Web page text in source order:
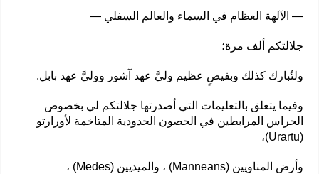
— الآلهة العظام في السماء والعالم السفلي —
جلالتكم ألف مرة؛
ولتُبارك كذلك وبفيضٍ عظيم وليَّ عهد آشور ووليَّ عهد بابل.
وفيما يتعلق بالتعليمات التي أصدرتها جلالتكم لي بخصوص
الحراس المرابطين في الحصون الحدودية المتاخمة لأورارتو
(Urartu)،
وأرض المناويين (Manneans) ، والميديين (Medes) ،